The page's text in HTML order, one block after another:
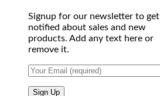
Signup for our newsletter to get
notified about sales and new
products. Add any text here or
remove it.